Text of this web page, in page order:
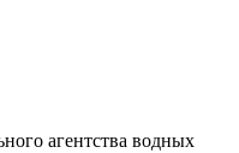
агентства водных